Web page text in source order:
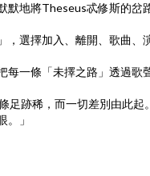
地將Theseus忒修斯的岔
選擇加入、離開、歌曲
一條「未擇之路」透過歌
跡稀，而一切差別由此起
」